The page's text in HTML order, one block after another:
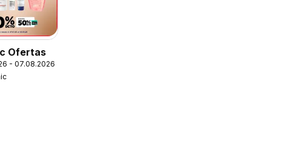
Ofertas
- 07.08.2026